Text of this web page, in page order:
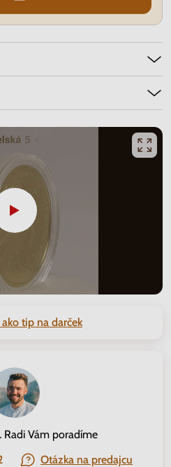
tip na darček
Radi Vám poradíme
Otázka na predajcu